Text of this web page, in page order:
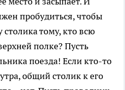
пробудиться, чтобы
столика тому, кто всю
полке? Пусть
поезда! Если кто-то
общий столик к его